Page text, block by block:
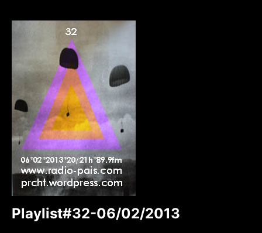
Playlist#32-06/02/2013